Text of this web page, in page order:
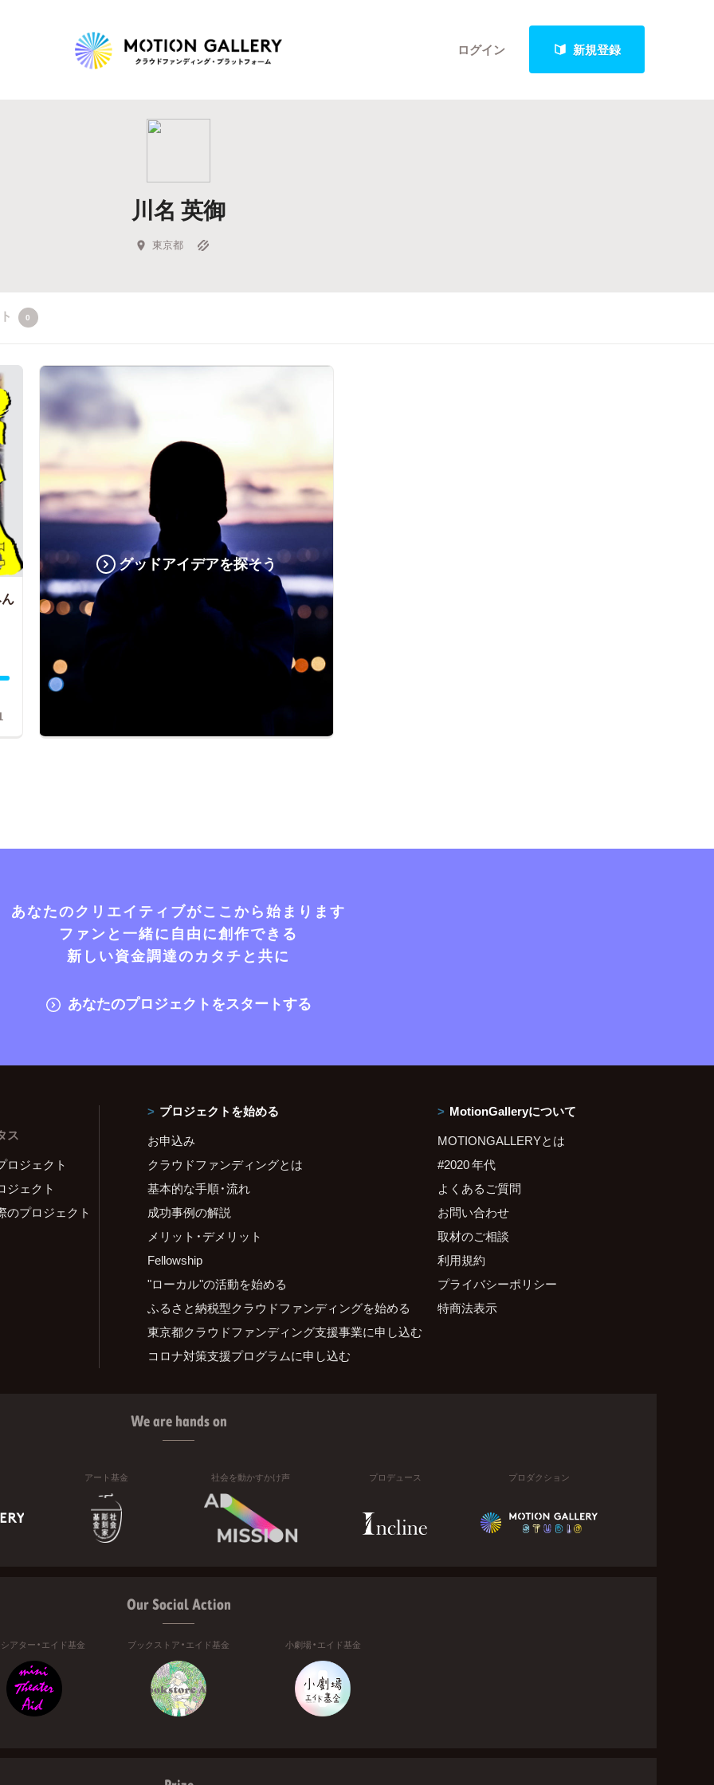
ログイン 新規登録
Highlight
Feature
キュレーターから探す
川名 英御
東京都
0
グッドアイデアを探そう
あなたのクリエイティブがここから始まります
ファンと一緒に自由に創作できる
新しい資金調達のカタチと共に
あなたのプロジェクトをスタートする
ス
ロジェクト
ジェクト
のプロジェクト
プロジェクトを始める
お申込み
クラウドファンディングとは
基本的な手順・流れ
成功事例の解説
メリット・デメリット
Fellowship
"ローカル"の活動を始める
ふるさと納税型クラウドファンディングを始める
東京都クラウドファンディング支援事業に申し込む
コロナ対策支援プログラムに申し込む
MotionGalleryについて
MOTIONGALLERYとは
#2020 年代
よくあるご質問
お問い合わせ
取材のご相談
利用規約
プライバシーポリシー
特商法表示
We are hands on
アート基金 社会を動かすかけ声 プロデュース プロダクション
Our Social Action
アター・エイド基金 ブックストア・エイド基金 小劇場・エイド基金